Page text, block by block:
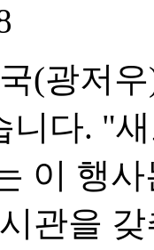
(광저
니다. "
이 행
관을